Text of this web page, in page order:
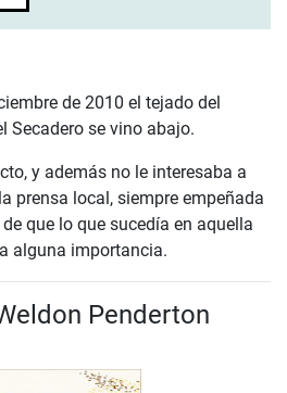
de 2010 el tejado del
Secadero se vino abajo.
y además no le interesaba a
prensa local, siempre empeñada
que lo que sucedía en aquella
alguna importancia.
Penderton